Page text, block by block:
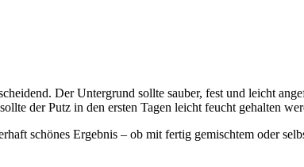
Der Untergrund sollte sauber, fest und leicht
der Putz in den ersten Tagen leicht feucht gehalten
schönes Ergebnis – ob mit fertig gemischtem oder